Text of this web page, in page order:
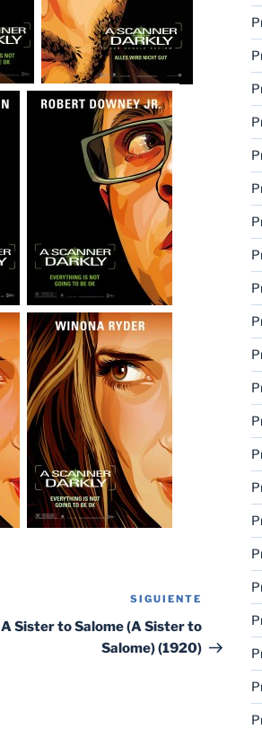
entrada
SIGUIENTE
A Sister to Salome (A Sister to
Salome) (1920)